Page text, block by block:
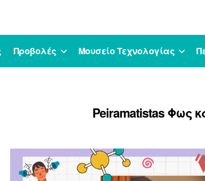
Προβολές Μουσείο Τεχνολογίας
Peiramatistas Φως